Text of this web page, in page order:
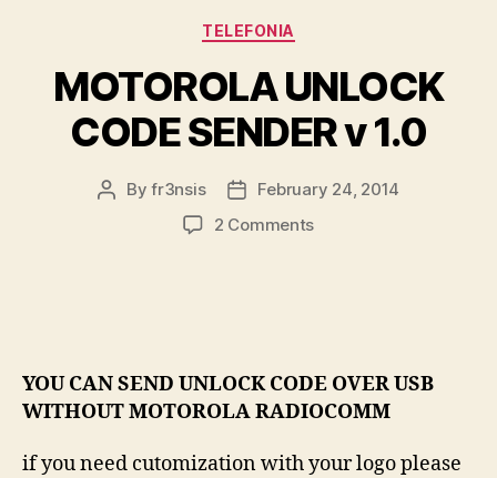
Categories
TELEFONIA
MOTOROLA UNLOCK
CODE SENDER v 1.0
PostByfr3nsis
Post
date
February 24, 2014
2 Commentson
YOU CAN SEND UNLOCK CODE OVER USB
WITHOUT MOTOROLA RADIOCOMM
if you need cutomization with your logo please